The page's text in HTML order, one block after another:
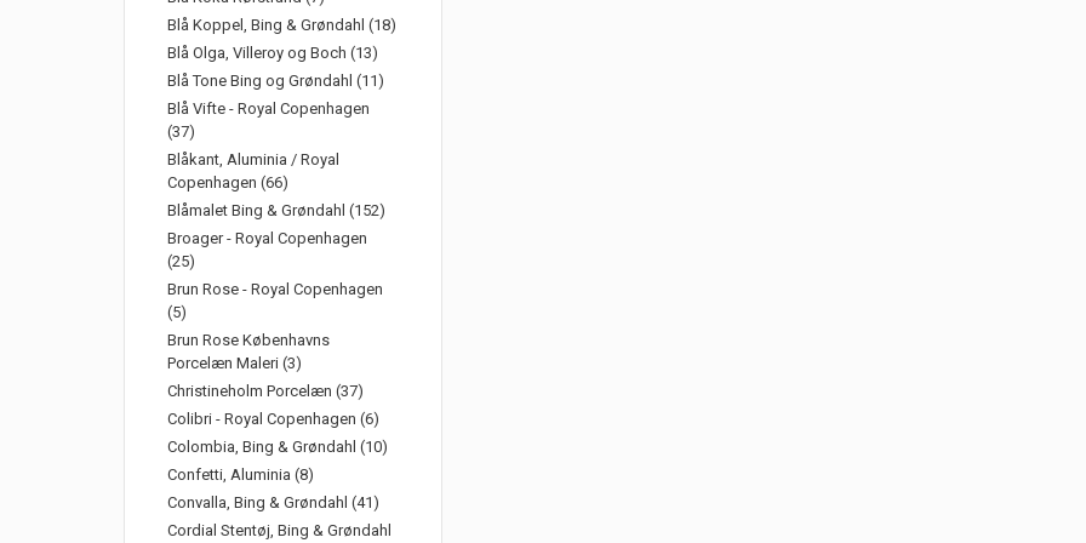
Blå Koppel, Bing & Grøndahl (18)
Blå Olga, Villeroy og Boch (13)
Blå Tone Bing og Grøndahl (11)
Blå Vifte - Royal Copenhagen
(37)
Blåkant, Aluminia / Royal
Copenhagen (66)
Blåmalet Bing & Grøndahl (152)
Broager - Royal Copenhagen
(25)
Brun Rose - Royal Copenhagen
(5)
Brun Rose Københavns
Porcelæn Maleri (3)
Christineholm Porcelæn (37)
Colibri - Royal Copenhagen (6)
Colombia, Bing & Grøndahl (10)
Confetti, Aluminia (8)
Convalla, Bing & Grøndahl (41)
Cordial Stentøj, Bing & Grøndahl